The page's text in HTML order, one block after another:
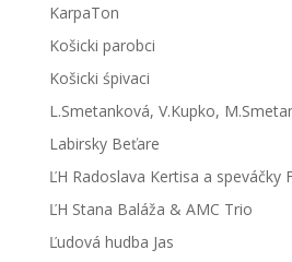
KarpaTon
Košicki parobci
Košicki śpivaci
L.Smetanková, V.Kupko,
Labirsky Beťare
ĽH Radoslava Kertisa a speváčky
ĽH Stana Baláža & AMC Trio
Ľudová hudba Jas